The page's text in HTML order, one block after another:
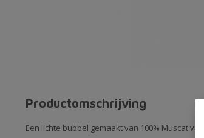
Productomschrijving
Een lichte bubbel gemaakt van 100% Muscat